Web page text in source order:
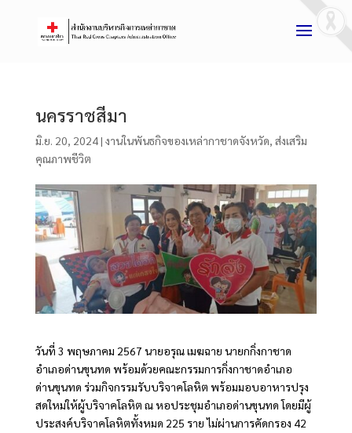
นครราชสีมา
มิ.ย. 20, 2024| งานในพันธกิจของเหล่ากาชาดจังหวัด, ส่งเสริม
คุณภาพชีวิต
วันที่ 3 พฤษภาคม 2567 นายอรุณ เมฆฉาย นายกกิ่งกาชาด
อำเภอด่านขุนทด พร้อมด้วยคณะกรรมการกิ่งกาชาดอำเภอ
ด่านขุนทด ร่วมกิจกรรมรับบริจาคโลหิต พร้อมมอบอาหารปรุง
สดใหม่ให้ผู้บริจาคโลหิต ณ หอประชุมอำเภอด่านขุนทด โดยมีผู้
ประสงค์บริจาคโลหิตทั้งหมด 225 ราย ไม่ผ่านการคัดกรอง 42